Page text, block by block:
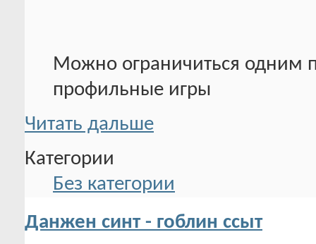
Можно ограничиться одним
профильные игры
Читать дальше
Категории
Без категории
Данжен синт - гоблин ссыт